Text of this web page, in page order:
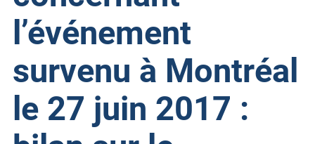
l’événement
survenu à Montréal
le 27 juin 2017 :